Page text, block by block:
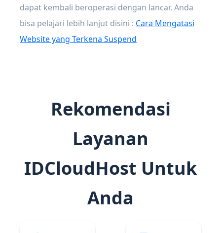
dapat kembali beroperasi dengan lancar. Anda
bisa pelajari lebih lanjut disini : Cara Mengatasi
Website yang Terkena Suspend
Rekomendasi
Layanan
IDCloudHost Untuk
Anda